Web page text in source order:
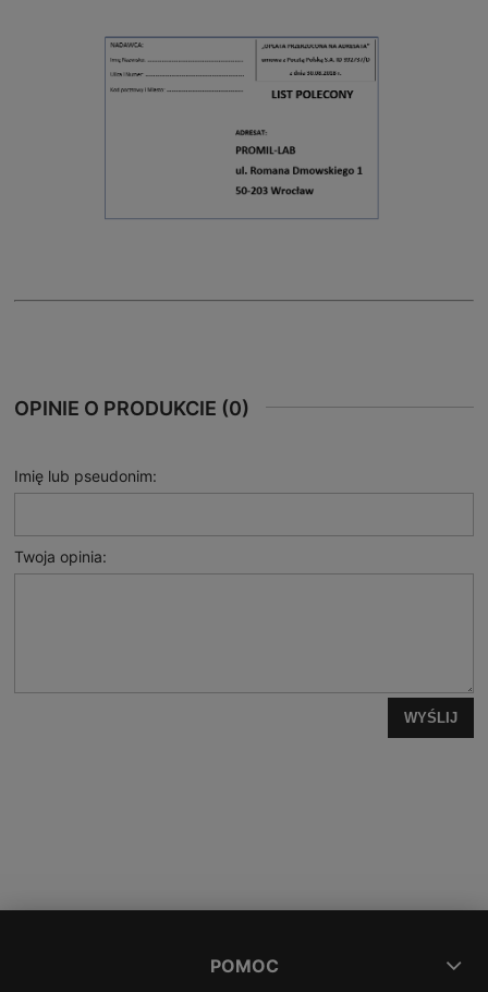
OPINIE O PRODUKCIE (0)
Imię lub pseudonim:
Twoja opinia:
WYŚLIJ
POMOC